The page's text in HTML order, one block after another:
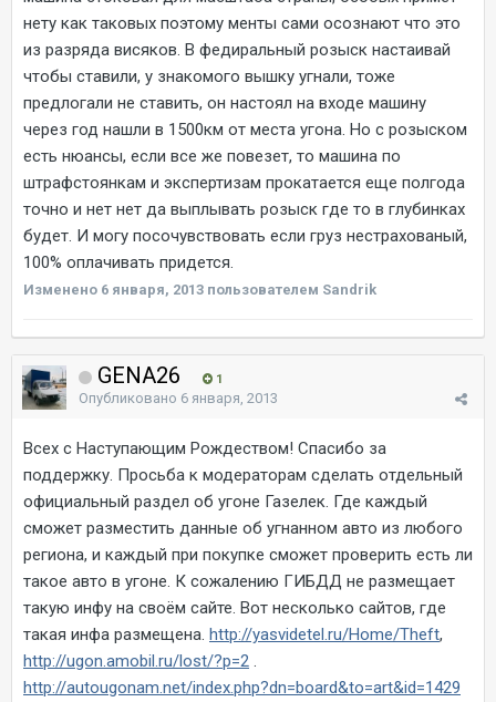
нету как таковых поэтому менты сами осознают что это
из разряда висяков. В федиральный розыск настаивай
чтобы ставили, у знакомого вышку угнали, тоже
предлогали не ставить, он настоял на входе машину
через год нашли в 1500км от места угона. Но с розыском
есть нюансы, если все же повезет, то машина по
штрафстоянкам и экспертизам прокатается еще полгода
точно и нет нет да выплывать розыск где то в глубинках
будет. И могу посочувствовать если груз нестрахованый,
100% оплачивать придется.
Изменено 6 января, 2013 пользователем Sandrik
GENA26 1
Опубликовано 6 января, 2013
Всех с Наступающим Рождеством! Спасибо за
поддержку. Просьба к модераторам сделать отдельный
официальный раздел об угоне Газелек. Где каждый
сможет разместить данные об угнанном авто из любого
региона, и каждый при покупке сможет проверить есть ли
такое авто в угоне. К сожалению ГИБДД не размещает
такую инфу на своём сайте. Вот несколько сайтов, где
такая инфа размещена. http://yasvidetel.ru/Home/Theft,
http://ugon.amobil.ru/lost/?p=2 .
http://autougonam.net/index.php?dn=board&to=art&id=1429